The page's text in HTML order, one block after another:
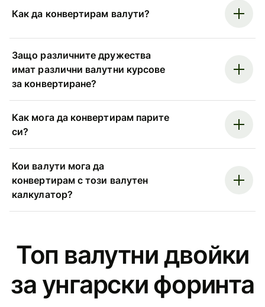
Как да конвертирам валути?
Защо различните дружества
имат различни валутни курсове
за конвертиране?
Как мога да конвертирам парите
си?
Кои валути мога да
конвертирам с този валутен
калкулатор?
Топ валутни двойки
за унгарски форинта